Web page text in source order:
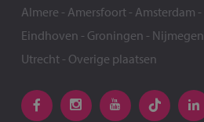
Almere - Amersfoort- Amsterdam -
Eindhoven - Groningen - Nijmegen
Utrecht- Overige plaatsen